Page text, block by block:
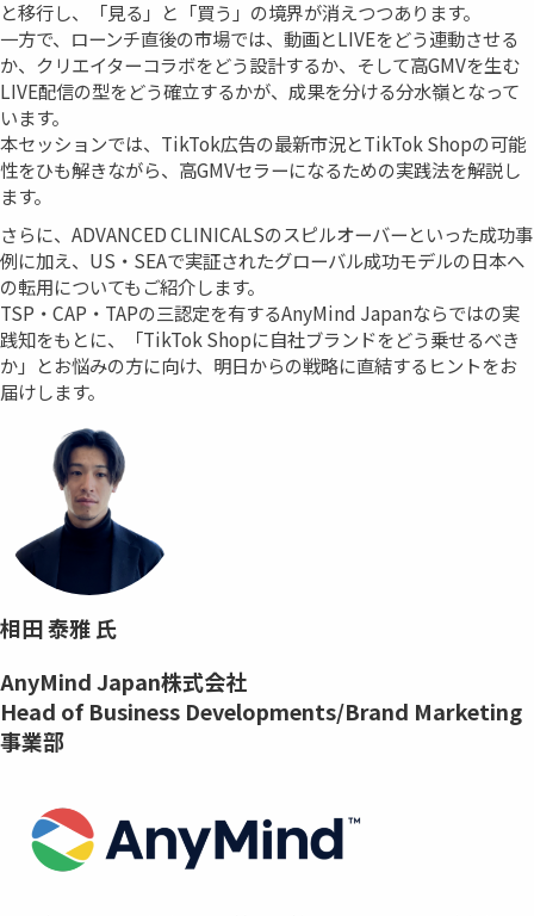
と移行し、「見る」と「買う」の境界が消えつつあります。
一方で、ローンチ直後の市場では、動画とLIVEをどう連動させる
か、クリエイターコラボをどう設計するか、そして高GMVを生む
LIVE配信の型をどう確立するかが、成果を分ける分水嶺となって
います。
本セッションでは、TikTok広告の最新市況とTikTok Shopの可能
性をひも解きながら、高GMVセラーになるための実践法を解説し
ます。
さらに、ADVANCED CLINICALSのスピルオーバーといった成功事
例に加え、US・SEAで実証されたグローバル成功モデルの日本へ
の転用についてもご紹介します。
TSP・CAP・TAPの三認定を有するAnyMind Japanならではの実
践知をもとに、「TikTok Shopに自社ブランドをどう乗せるべき
か」とお悩みの方に向け、明日からの戦略に直結するヒントをお
届けします。
相田 泰雅 氏
AnyMind Japan株式会社
Head of Business Developments/Brand Marketing
事業部